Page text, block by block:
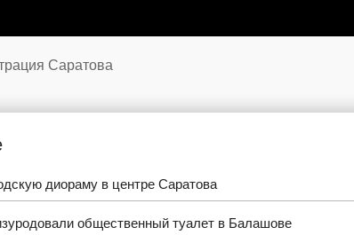
Саратова
диораму в центре Саратова
общественный туалет в Балашове